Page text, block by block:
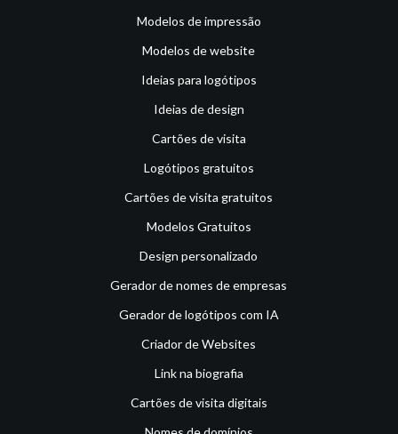
Modelos de impressão
Modelos de website
Ideias para logótipos
Ideias de design
Cartões de visita
Logótipos gratuitos
Cartões de visita gratuitos
Modelos Gratuitos
Design personalizado
Gerador de nomes de empresas
Gerador de logótipos com IA
Criador de Websites
Link na biografia
Cartões de visita digitais